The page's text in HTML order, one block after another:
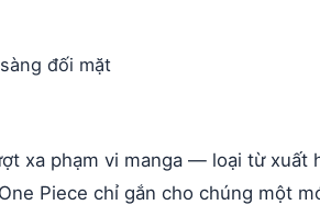
đối mặt
xa phạm vi manga — loại từ xuất
Piece chỉ gắn cho chúng một